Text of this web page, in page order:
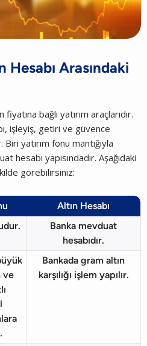
Hesabı Arasındaki
bağlı yatırım araçlarıdır.
işleyiş, getiri ve güvence
yatırım fonu mantığıyla
hesabı yapısındadır. Aşağıdaki
görebilirsiniz:
Altın Hesabı
Banka mevduat
hesabıdır.
ve
Bankada gram altın
karşılığı işlem yapılır.